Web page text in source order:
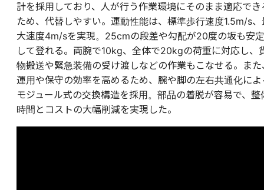
計を採用しており、人が行う作業環境にそのまま適応でき
ため、代替しやすい。運動性能は、標準歩行速度1.5m/s、
大速度4m/sを実現。25cmの段差や勾配が20度の坂も安定
して登れる。両腕で10kg、全体で20kgの荷重に対応し、
物搬送や緊急装備の受け渡しなどの作業もこなせる。また
運用や保守の効率を高めるため、腕や脚の左右共通化によ
モジュール式の交換構造を採用。部品の着脱が容易で、整
時間とコストの大幅削減を実現した。